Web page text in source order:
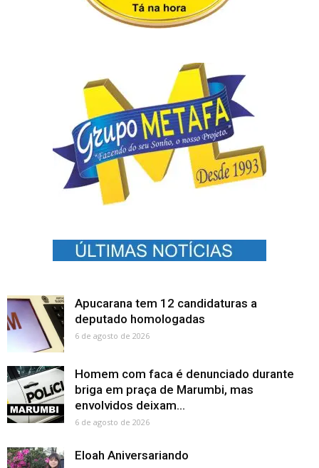
Apucarana tem 12 candidaturas a
deputado homologadas
6 de agosto de 2026
Homem com faca é denunciado durante
briga em praça de Marumbi, mas
envolvidos deixam...
6 de agosto de 2026
Eloah Aniversariando